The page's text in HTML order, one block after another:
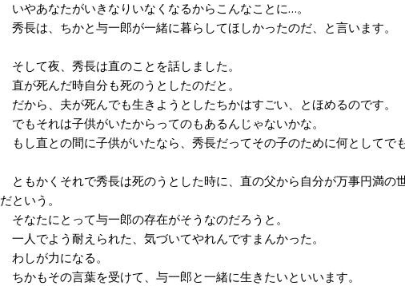
いやあなたがいきなりいなくなるからこんなことに…。
秀長は、ちかと与一郎が一緒に暮らしてほしかったのだ、と言います。
そして夜、秀長は直のことを話しました。
直が死んだ時自分も死のうとしたのだと。
だから、夫が死んでも生きようとしたちかはすごい、とほめるのです。
でもそれは子供がいたからってのもあるんじゃないかな。
もし直との間に子供がいたなら、秀長だってその子のために何としてで
ともかくそれで秀長は死のうとした時に、直の父から自分が万事円満の
だという。
そなたにとって与一郎の存在がそうなのだろうと。
一人でよう耐えられた、気づいてやれんですまんかった。
わしが力になる。
ちかもその言葉を受けて、与一郎と一緒に生きたいといいます。